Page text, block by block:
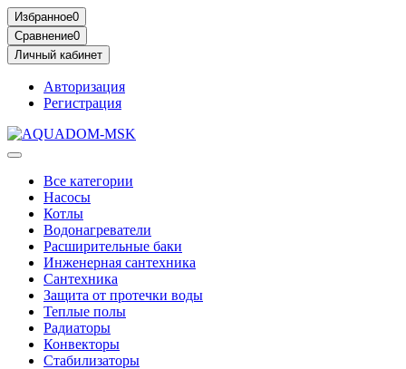
Избранное0
Сравнение0
Личный кабинет
Авторизация
Регистрация
Все категории
Насосы
Котлы
Водонагреватели
Расширительные баки
Инженерная сантехника
Сантехника
Защита от протечки воды
Теплые полы
Радиаторы
Конвекторы
Стабилизаторы